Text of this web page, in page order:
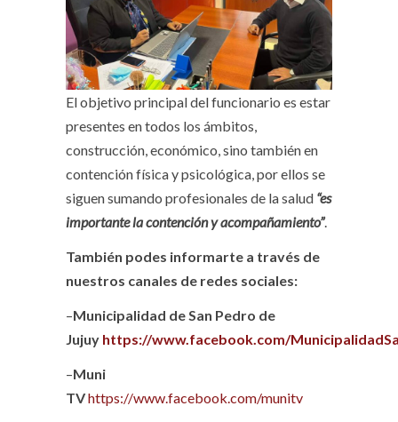
El objetivo principal del funcionario es estar
presentes en todos los ámbitos,
construcción, económico, sino también en
contención física y psicológica, por ellos se
siguen sumando profesionales de la salud “es
importante la contención y acompañamiento”.
También podes informarte a través de
nuestros canales de redes sociales:
–Municipalidad de San Pedro de
Jujuy https://www.facebook.com/
–Muni
TVhttps://www.facebook.com/munitv